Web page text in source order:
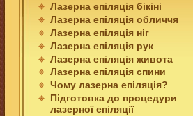
Лазерна епiляцiя бiкiнi
Лазерна епiляцiя обличчя
Лазерна епiляцiя нiг
Лазерна епiляцiя рук
Лазерна епiляцiя живота
Лазерна епiляцiя спини
Чому лазерна епiляцiя?
Пiдготовка до процедури
лазерної епiляцiї